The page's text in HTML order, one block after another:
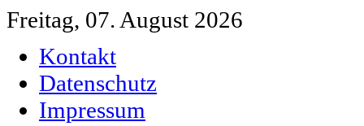
Freitag, 07. August 2026
Kontakt
Datenschutz
Impressum